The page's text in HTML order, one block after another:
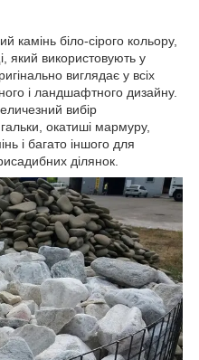
камінь біло-сірого кольору,
який використовують у
виглядає у всіх
і ландшафтного дизайну.
вибір
окатиші мармуру,
і багато іншого для
ділянок.